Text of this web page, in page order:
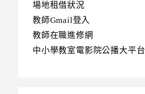
場地租借狀況
教師Gmail登入
教師在職進修網
中小學教室電影院公播大平台